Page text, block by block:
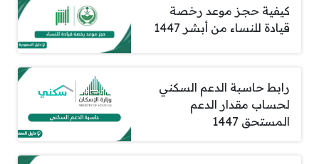
كيفية حجز موعد رخصة
قيادة للنساء من أبشر 1447
رابط حاسبة الدعم السكني
لحساب مقدار الدعم
المستحق 1447